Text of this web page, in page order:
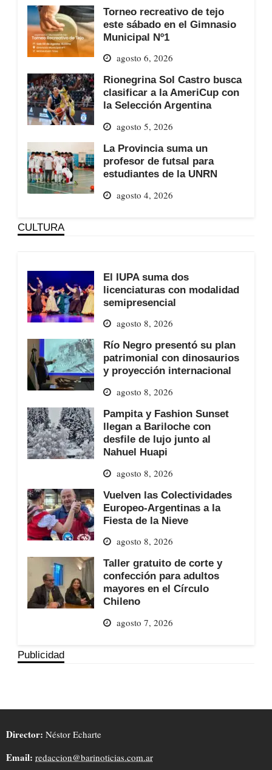
Torneo recreativo de tejo
este sábado en el Gimnasio
Municipal Nº1
agosto 6, 2026
Rionegrina Sol Castro busca
clasificar a la AmeriCup con
la Selección Argentina
agosto 5, 2026
La Provincia suma un
profesor de futsal para
estudiantes de la UNRN
agosto 4, 2026
CULTURA
El IUPA suma dos
licenciaturas con modalidad
semipresencial
agosto 8, 2026
Río Negro presentó su plan
patrimonial con dinosaurios
y proyección internacional
agosto 8, 2026
Pampita y Fashion Sunset
llegan a Bariloche con
desfile de lujo junto al
Nahuel Huapi
agosto 8, 2026
Vuelven las Colectividades
Europeo-Argentinas a la
Fiesta de la Nieve
agosto 8, 2026
Taller gratuito de corte y
confección para adultos
mayores en el Círculo
Chileno
agosto 7, 2026
Publicidad
Director: Néstor Echarte
Email: redaccion@barinoticias.com.ar